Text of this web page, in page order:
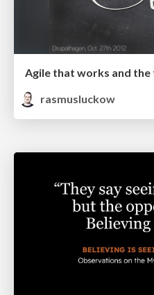
Agile that works and
rasmusluckow